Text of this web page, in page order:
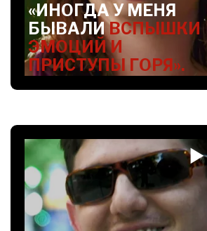
«ИНОГДА У МЕНЯ
БЫВАЛИВСПЫШКИ
ЭМОЦИЙ И
ПРИСТУПЫ ГОРЯ».